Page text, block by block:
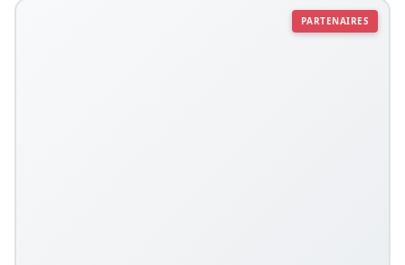
PARTENAIRES